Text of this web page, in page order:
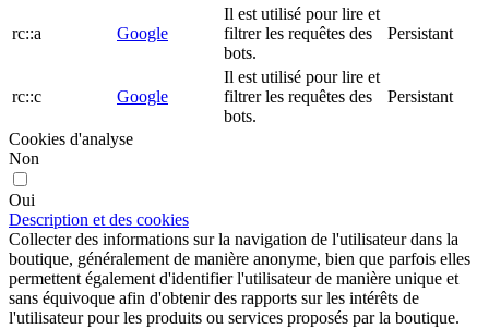
rc::a Google
Il est utilisé pour lire et
filtrer les requêtes des
bots.
Persistant
rc::c Google
Il est utilisé pour lire et
filtrer les requêtes des
bots.
Persistant
Cookies d'analyse
Non
Oui
Description et des cookies
Collecter des informations sur la navigation de l'utilisateur dans la
boutique, généralement de manière anonyme, bien que parfois elles
permettent également d'identifier l'utilisateur de manière unique et
sans équivoque afin d'obtenir des rapports sur les intérêts de
l'utilisateur pour les produits ou services proposés par la boutique.